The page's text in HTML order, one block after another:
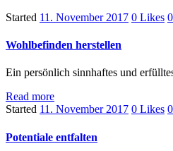
Started 11. November 2017 0 Likes 0
Wohlbefinden herstellen
Ein persönlich sinnhaftes und
Read more
Started 11. November 2017 0 Likes 0
Potentiale entfalten